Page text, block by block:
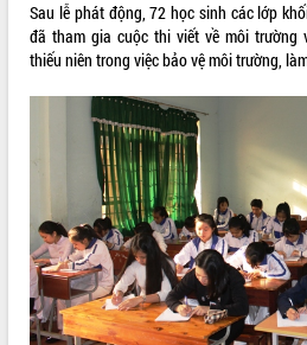
vụ 6 tháng cuối năm 2026
Kỳ họp thứ Hai, Hội đồng nhân dân
tỉnh khóa XI quyết nghị nhiều nội dung
quan trọng
Bí thư Tỉnh ủy Lương Nguyễn Minh
Triết thăm, tặng quà người có công với
Rà soát, hoàn thiện hệ thống thiết chế
văn hóa, thể thao đáp ứng yêu cầu
phát triển mới
Thường trực HĐND tỉnh Đắk Lắk gặp
mặt Đoàn chuyên gia y tế TP. Hồ Chí
Minh
ALBUM ẢNH
LIÊN KẾT WEB
Sau lễ phát động, 72 học sinh các lớp
đã tham gia cuộc thi viết về môi trường
thiếu niên trong việc bảo vệ môi trường,